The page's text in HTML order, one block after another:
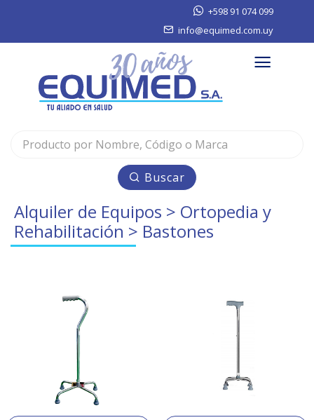
+598 91 074 099
info@equimed.com.uy
Buscar
Alquiler de Equipos > Ortopedia y
Rehabilitación > Bastones